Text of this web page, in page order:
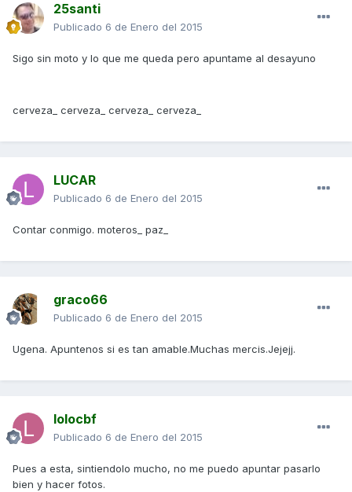
25santi
Publicado 6 de Enero del 2015
Sigo sin moto y lo que me queda pero apuntame al desayuno
cerveza_ cerveza_ cerveza_ cerveza_
LUCAR
Publicado 6 de Enero del 2015
Contar conmigo. moteros_ paz_
graco66
Publicado 6 de Enero del 2015
Ugena. Apuntenos si es tan amable.Muchas mercis.Jejejj.
lolocbf
Publicado 6 de Enero del 2015
Pues a esta, sintiendolo mucho, no me puedo apuntar pasarlo
bien y hacer fotos.